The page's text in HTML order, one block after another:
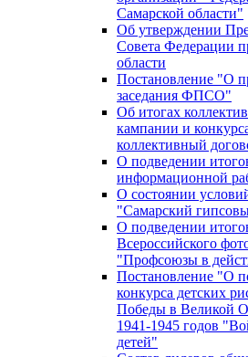
Самарской области"
Об утверждении
Совета Федерации
области
Постановление "О
заседания ФПСО"
Об итогах
кампании и
коллективный
О подведении
информационной
О состоянии
"Самарский
О подведении
Всероссийского
"Профсоюзы в
Постановление "О
конкурса детских
Победы в Великой
1941-1945 годов
детей"